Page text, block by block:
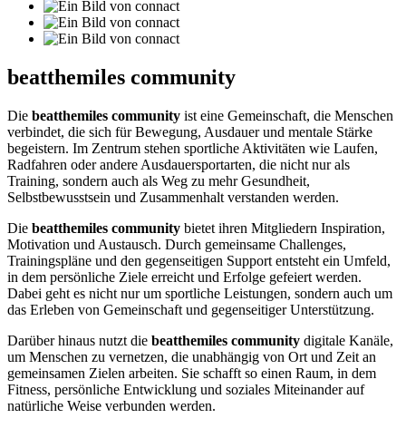
beatthemiles community
Die beatthemiles community ist eine Gemeinschaft, die Menschen
verbindet, die sich für Bewegung, Ausdauer und mentale Stärke
begeistern. Im Zentrum stehen sportliche Aktivitäten wie Laufen,
Radfahren oder andere Ausdauersportarten, die nicht nur als
Training, sondern auch als Weg zu mehr Gesundheit,
Selbstbewusstsein und Zusammenhalt verstanden werden.
Die beatthemiles community bietet ihren Mitgliedern Inspiration,
Motivation und Austausch. Durch gemeinsame Challenges,
Trainingspläne und den gegenseitigen Support entsteht ein Umfeld,
in dem persönliche Ziele erreicht und Erfolge gefeiert werden.
Dabei geht es nicht nur um sportliche Leistungen, sondern auch um
das Erleben von Gemeinschaft und gegenseitiger Unterstützung.
Darüber hinaus nutzt die beatthemiles community digitale Kanäle,
um Menschen zu vernetzen, die unabhängig von Ort und Zeit an
gemeinsamen Zielen arbeiten. Sie schafft so einen Raum, in dem
Fitness, persönliche Entwicklung und soziales Miteinander auf
natürliche Weise verbunden werden.